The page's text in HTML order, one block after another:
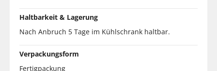
Haltbarkeit & Lagerung
Nach Anbruch 5 Tage im Kühlschrank haltbar.
Verpackungsform
Fertigpackung